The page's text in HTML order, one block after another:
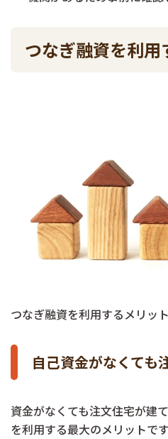
つなぎ融資を利用
つなぎ融資を利用するメリッ
自己資金がなくても
資金がなくても注文住宅が建
を利用する最大のメリットです